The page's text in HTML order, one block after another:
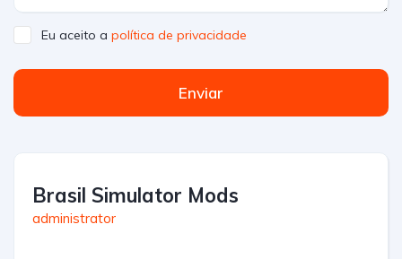
Eu aceito a política de privacidade
Enviar
Brasil Simulator Mods
administrator